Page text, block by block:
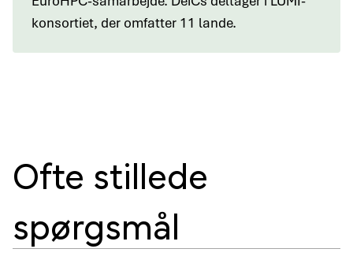
konsortiet, der omfatter 11 lande.
Ofte stillede
spørgsmål